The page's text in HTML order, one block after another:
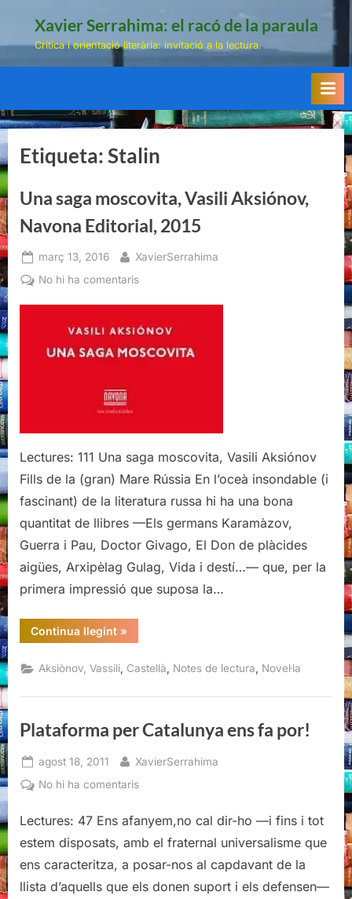
Xavier Serrahima: el racó de la paraula
Crítica i orientació literària: invitació a la lectura.
Etiqueta:Stalin
Una saga moscovita, Vasili Aksiónov,
Navona Editorial, 2015
Posted
on
març 13, 2016 By
XavierSerrahima
No hi ha comentarisa
moscovita,
Vasili
Lectures: 111 Una saga moscovita, Vasili Aksiónov
Fills de la (gran) Mare Rússia En l’oceà insondable (i
fascinant) de la literatura russa hi ha una bona
quantitat de llibres —Els germans Karamàzov,
Guerra i Pau, Doctor Givago, El Don de plàcides
aigües, Arxipèlag Gulag, Vida i destí…— que, per la
primera impressió que suposa la…
Continua llegint“Una
saga
Vasili
Aksiónov,
Editorial,
»
Aksiònov, Vassili Castellà Notes de lectura Novel·la
Plataforma per Catalunya ens fa por!
Posted
on
agost 18, 2011 By
XavierSerrahima
No hi ha comentarisa
per
Catalunya
fa
por!
Lectures: 47 Ens afanyem,no cal dir-ho —i fins i tot
estem disposats, amb el fraternal universalisme que
ens caracteritza, a posar-nos al capdavant de la
llista d’aquells que els donen suport i els defensen—